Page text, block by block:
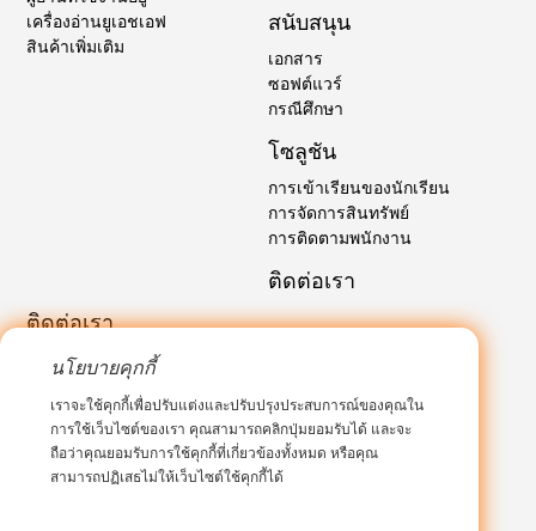
เครื่องอ่านยูเอชเอฟ
สินค้าเพิ่มเติม
สนับสนุน
เอกสาร
ซอฟต์แวร์
กรณีศึกษา
โซลูชัน
การเข้าเรียนของนักเรียน
การจัดการสินทรัพย์
การติดตามพนักงาน
ติดต่อเรา
ติดต่อเรา
อีเมล์:sales@marktrace.com
โทร: 0086-0755-26546392
นโยบายคุกกี้
เราจะใช้คุกกี้เพื่อปรับแต่งและปรับปรุงประสบการณ์ของคุณใน
การใช้เว็บไซต์ของเรา คุณสามารถคลิกปุ่มยอมรับได้ และจะ
ถือว่าคุณยอมรับการใช้คุกกี้ที่เกี่ยวข้องทั้งหมด หรือคุณ
สามารถปฏิเสธไม่ให้เว็บไซต์ใช้คุกกี้ได้